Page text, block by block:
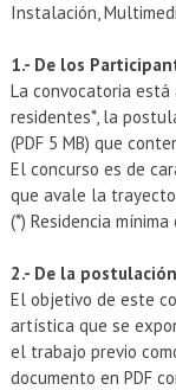
Instalación,
1.- De los
La convocatoria
residentes*, la
(PDF 5 MB) que
El concurso es de
que avale la
(*) Residencia mínima
2.- De la
El objetivo de este
artística que se
el trabajo previo
documento en PDF